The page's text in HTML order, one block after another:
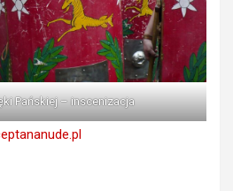
Pańskiej – inscenizacja